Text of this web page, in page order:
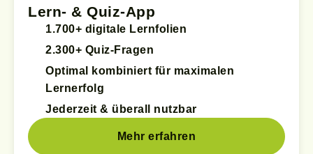
Lern- & Quiz-App
1.700+ digitale Lernfolien
2.300+ Quiz-Fragen
Optimal kombiniert für maximalen
Lernerfolg
Jederzeit & überall nutzbar
Mehr erfahren